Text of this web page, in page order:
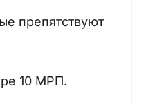
препятствуют
10 МРП.